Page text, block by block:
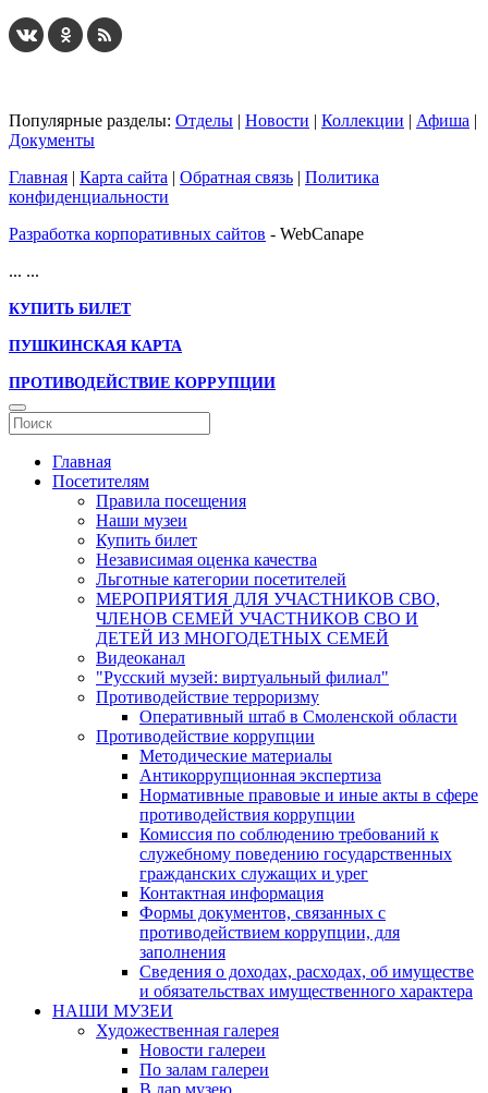
Популярные разделы: Отделы | Новости | Коллекции | Афиша |
Документы
Главная | Карта сайта | Обратная связь | Политика
конфиденциальности
Разработка корпоративных сайтов - WebCanape
... ...
КУПИТЬ БИЛЕТ
ПУШКИНСКАЯ КАРТА
ПРОТИВОДЕЙСТВИЕ КОРРУПЦИИ
Главная
Посетителям
Правила посещения
Наши музеи
Купить билет
Независимая оценка качества
Льготные категории посетителей
МЕРОПРИЯТИЯ ДЛЯ УЧАСТНИКОВ СВО,
ЧЛЕНОВ СЕМЕЙ УЧАСТНИКОВ СВО И
ДЕТЕЙ ИЗ МНОГОДЕТНЫХ СЕМЕЙ
Видеоканал
"Русский музей: виртуальный филиал"
Противодействие терроризму
Оперативный штаб в Смоленской области
Противодействие коррупции
Методические материалы
Антикоррупционная экспертиза
Нормативные правовые и иные акты в сфере
противодействия коррупции
Комиссия по соблюдению требований к
служебному поведению государственных
гражданских служащих и урег
Контактная информация
Формы документов, связанных с
противодействием коррупции, для
заполнения
Сведения о доходах, расходах, об имуществе
и обязательствах имущественного характера
НАШИ МУЗЕИ
Художественная галерея
Новости галереи
По залам галереи
В дар музею